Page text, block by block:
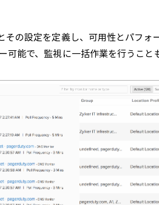
その設定を定義し、可用性とパフォ
能で、監視に一括作業を行うこと